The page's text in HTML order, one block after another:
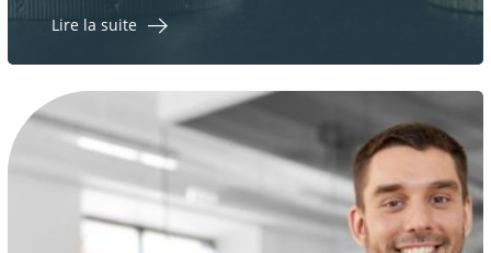
Lire la suite